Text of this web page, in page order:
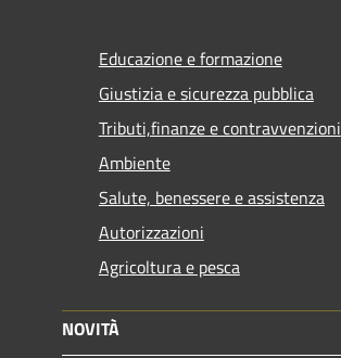
Educazione e formazione
Giustizia e sicurezza pubblica
Tributi,finanze e contravvenzioni
Ambiente
Salute, benessere e assistenza
Autorizzazioni
Agricoltura e pesca
NOVITÀ